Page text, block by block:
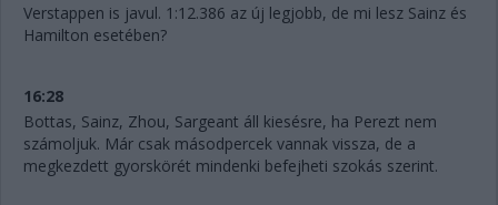
Verstappen is javul. 1:12.386 az új legjobb, de mi lesz Sainz és
Hamilton esetében?
16:28
Bottas, Sainz, Zhou, Sargeant áll kiesésre, ha Perezt nem
számoljuk. Már csak másodpercek vannak vissza, de a
megkezdett gyorskörét mindenki befejheti szokás szerint.